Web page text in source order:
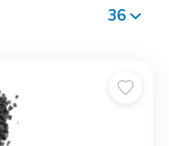
36